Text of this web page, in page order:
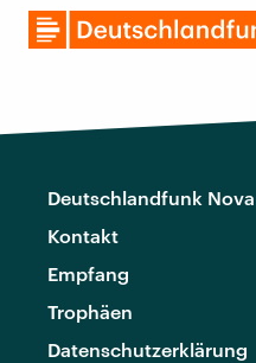
Deutschlandfunk Nova
Kontakt
Empfang
Trophäen
Datenschutzerklärung